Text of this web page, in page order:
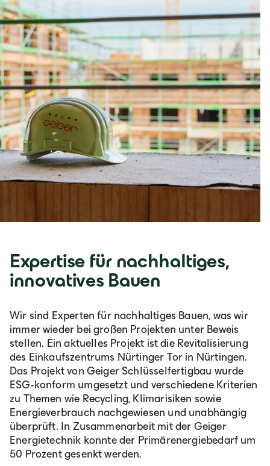
Expertise für nachhaltiges,
innovatives Bauen
Wir sind Experten für nachhaltiges Bauen, was wir
immer wieder bei großen Projekten unter Beweis
stellen. Ein aktuelles Projekt ist die Revitalisierung
des Einkaufszentrums Nürtinger Tor in Nürtingen.
Das Projekt von Geiger Schlüsselfertigbau wurde
ESG-konform umgesetzt und verschiedene Kriterien
zu Themen wie Recycling, Klimarisiken sowie
Energieverbrauch nachgewiesen und unabhängig
überprüft. In Zusammenarbeit mit der Geiger
Energietechnik konnte der Primärenergiebedarf um
50 Prozent gesenkt werden.